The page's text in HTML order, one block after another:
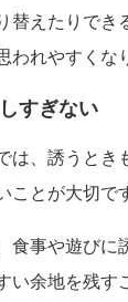
替えたりでき
われやすくな
すぎない
は、誘うとき
ことが大切で
食事や遊びに
い余地を残す